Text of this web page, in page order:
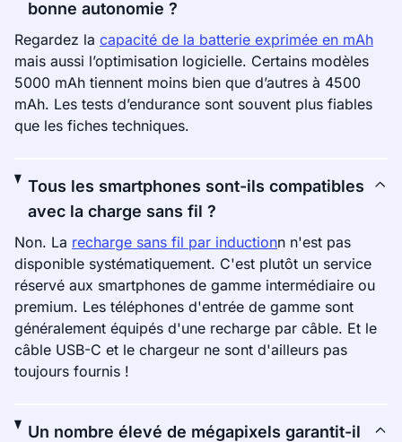
bonne autonomie ?
Regardez la capacité de la batterie exprimée en mAh
mais aussi l’optimisation logicielle. Certains modèles
5000 mAh tiennent moins bien que d’autres à 4500
mAh. Les tests d’endurance sont souvent plus fiables
que les fiches techniques.
Tous les smartphones sont-ils compatibles
avec la charge sans fil ?
Non. La recharge sans fil par inductionn n'est pas
disponible systématiquement. C'est plutôt un service
réservé aux smartphones de gamme intermédiaire ou
premium. Les téléphones d'entrée de gamme sont
généralement équipés d'une recharge par câble. Et le
câble USB-C et le chargeur ne sont d'ailleurs pas
toujours fournis !
Un nombre élevé de mégapixels garantit-il